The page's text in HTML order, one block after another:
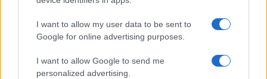
I want to allow my user data to be sent to
Google for online advertising purposes.
I want to allow Google to send me
personalized advertising.
δεικτών FTSE4Good